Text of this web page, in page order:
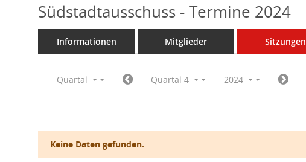
Südstadtausschuss - Termine 2024
Informationen Mitglieder Sitzungen
Quartal Quartal 4 2024
Keine Daten gefunden.